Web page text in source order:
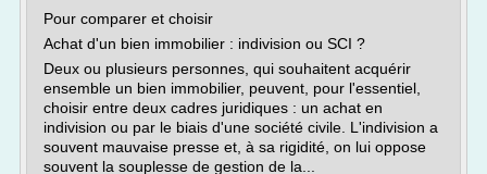
Pour comparer et choisir
Achat d'un bien immobilier : indivision ou SCI ?
Deux ou plusieurs personnes, qui souhaitent acquérir
ensemble un bien immobilier, peuvent, pour l'essentiel,
choisir entre deux cadres juridiques : un achat en
indivision ou par le biais d'une société civile. L'indivision a
souvent mauvaise presse et, à sa rigidité, on lui oppose
souvent la souplesse de gestion de la...